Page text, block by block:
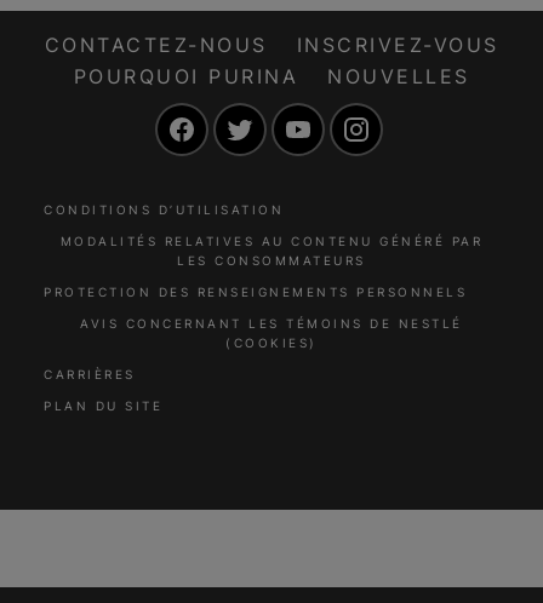
CONTACTEZ-NOUS
INSCRIVEZ-VOUS
POURQUOI PURINA
NOUVELLES
FacebookTwitter YouTube
CONDITIONS D’UTILISATION
MODALITÉS RELATIVES AU CONTENU GÉNÉRÉ PAR
LES CONSOMMATEURS
PROTECTION DES RENSEIGNEMENTS PERSONNELS
AVIS CONCERNANT LES TÉMOINS DE NESTLÉ
(COOKIES)
CARRIÈRES
PLAN DU SITE